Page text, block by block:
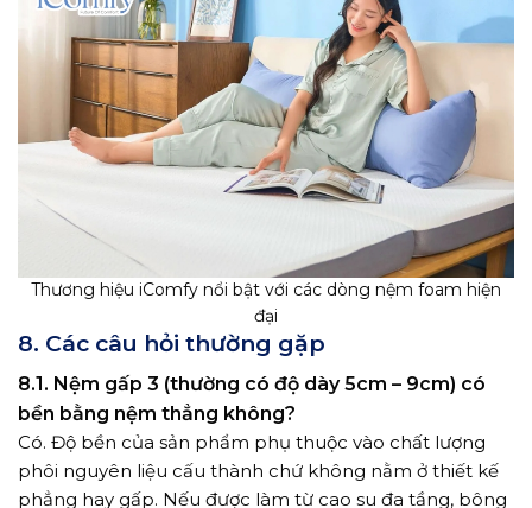
Thương hiệu iComfy nổi bật với các dòng nệm foam hiện
đại
8. Các câu hỏi thường gặp
8.1. Nệm gấp 3 (thường có độ dày 5cm – 9cm) có
bền bằng nệm thẳng không?
Có. Độ bền của sản phẩm phụ thuộc vào chất lượng
phôi nguyên liệu cấu thành chứ không nằm ở thiết kế
phẳng hay gấp. Nếu được làm từ cao su đa tầng, bông